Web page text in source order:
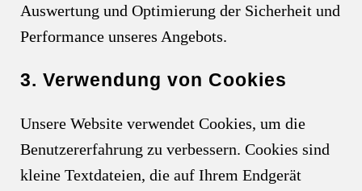
Auswertung und Optimierung der Sicherheit und
Performance unseres Angebots.
3. Verwendung von Cookies
Unsere Website verwendet Cookies, um die
Benutzererfahrung zu verbessern. Cookies sind
kleine Textdateien, die auf Ihrem Endgerät